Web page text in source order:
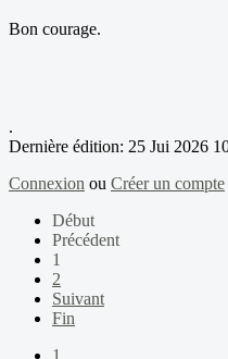
Bon courage.
.
Dernière édition: 25 Jui 2026
Connexion ou Créer un compte
Début
Précédent
1
2
Suivant
Fin
1